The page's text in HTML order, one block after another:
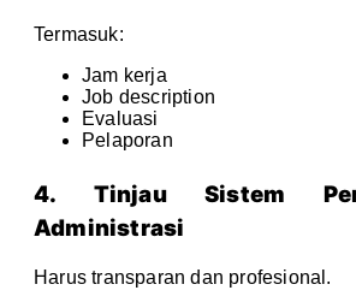
Termasuk:
Jam kerja
Job description
Evaluasi
Pelaporan
4. Tinjau Sistem
Administrasi
Harus transparan dan profesional.